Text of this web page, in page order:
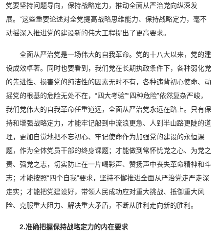
党要坚持问题导向，保持战略定力，推动全面从严治党向纵深发
展。”这些重要论述对全党提高战略思维能力、保持战略定力，毫不
动摇深入推进党的建设新的伟大工程提出了更高要求。
全面从严治党是一场伟大的自我革命。党的十八大以来，党的建
设成效卓著。同时也要看到，我们党在长期执政条件下，各种弱化党
的先进性、损害党的纯洁性的因素无时不有，各种违背初心使命、动
摇党的根基的危险无处不在，“四大考验”“四种危险”依然复杂严峻，
我们党伟大的自我革命任重道远，全面从严治党永远在路上。只有保
持和增强战略定力，才能牢记船到中流浪更急、人到半山路更陡的道
理，更加自觉地把不忘初心、牢记使命作为加强党的建设的永恒课
题，作为全体党员干部的终身课题；才能做到常怀忧党之心、为党之
责、强党之志，切实防止在一片喝彩声、赞扬声中丧失革命精神和斗
志；才能按照“四个自我”要求，坚持不懈推进全面从严治党走严走深
走实；才能把党建设好，带领人民成功应对重大挑战、抵御重大风
险、克服重大阻力、解决重大矛盾，不断从胜利走向新的胜利。
2.准确把握保持战略定力的内在要求